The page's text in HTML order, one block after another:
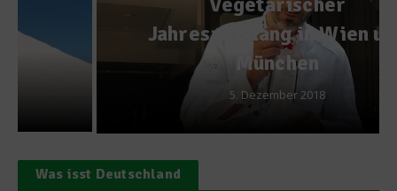
Jahresausklang in Wien und
München
5. Dezember 2018
Was isst Deutschland